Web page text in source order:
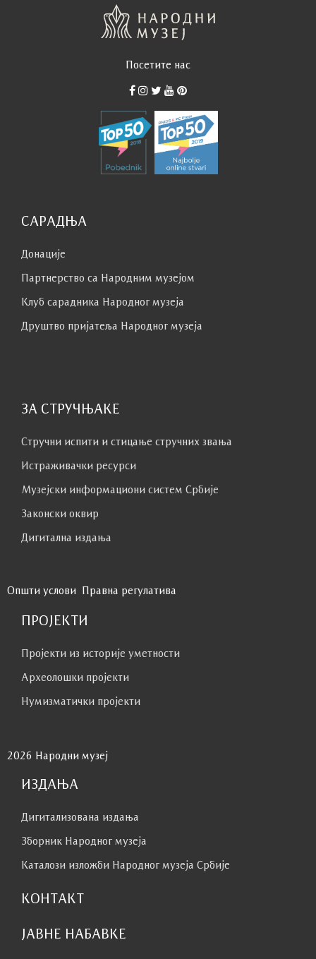
Посетите нас
САРАДЊА
Донације
Партнерство са Народним музејoм
Клуб сaрaдникa Народног музеја
Друштво пријатеља Народног музеја
ЗА СТРУЧЊАКЕ
Стручни испити и стицање стручних звања
Истраживачки ресурси
Музејски информациони систем Србије
Законски оквир
Дигитална издања
Општи услови Правна регулатива
ПРОЈЕКТИ
Пројекти из историје уметности
Археолошки пројекти
Нумизматички пројекти
2026 Народни музеј
ИЗДАЊА
Дигитализована издања
Зборник Народног музеја
Каталози изложби Народног музеја Србије
КОНТАКТ
ЈАВНЕ НАБАВКЕ